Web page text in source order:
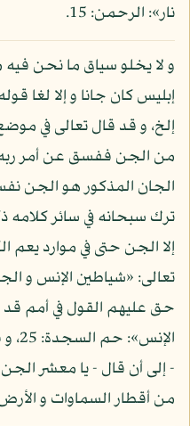
نار»: الرحمن: 15.
و لا يخلو سياق ما نحن فيه
إبليس كان جانا و إلا لغا
إلخ، و قد قال تعالى في
الجان المذكور هو الجن
ترك سبحانه في سائر
إلا الجن حتى في موارد يعم
حق عليهم القول في أمم
- إلى أن قال - يا معشر
من أقطار السماوات و الأرض